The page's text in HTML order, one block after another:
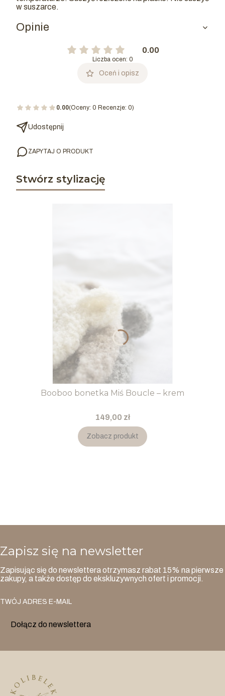
w suszarce.
Opinie
0.00
Liczba ocen: 0
Oceń i opisz
0.00(Oceny: 0 Recenzje: 0)
Udostępnij
ZAPYTAJ O PRODUKT
Stwórz stylizację
Booboo bonetka Miś Boucle – krem
Cena
149,00 zł
Zobacz produkt
Zapisz się na newsletter
Zapisując się do newslettera otrzymasz rabat 15% na pierwsze
zakupy, a także dostęp do ekskluzywnych ofert i promocji.
TWÓJ ADRES E-MAIL
Dołącz do newslettera